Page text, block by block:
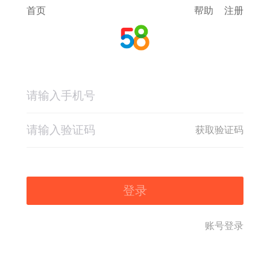
首页 帮助 注册
获取验证码
登录
账号登录